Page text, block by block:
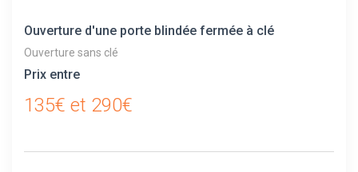
Ouverture d'une porte blindée fermée à clé
Ouverture sans clé
Prix entre
135€ et 290€